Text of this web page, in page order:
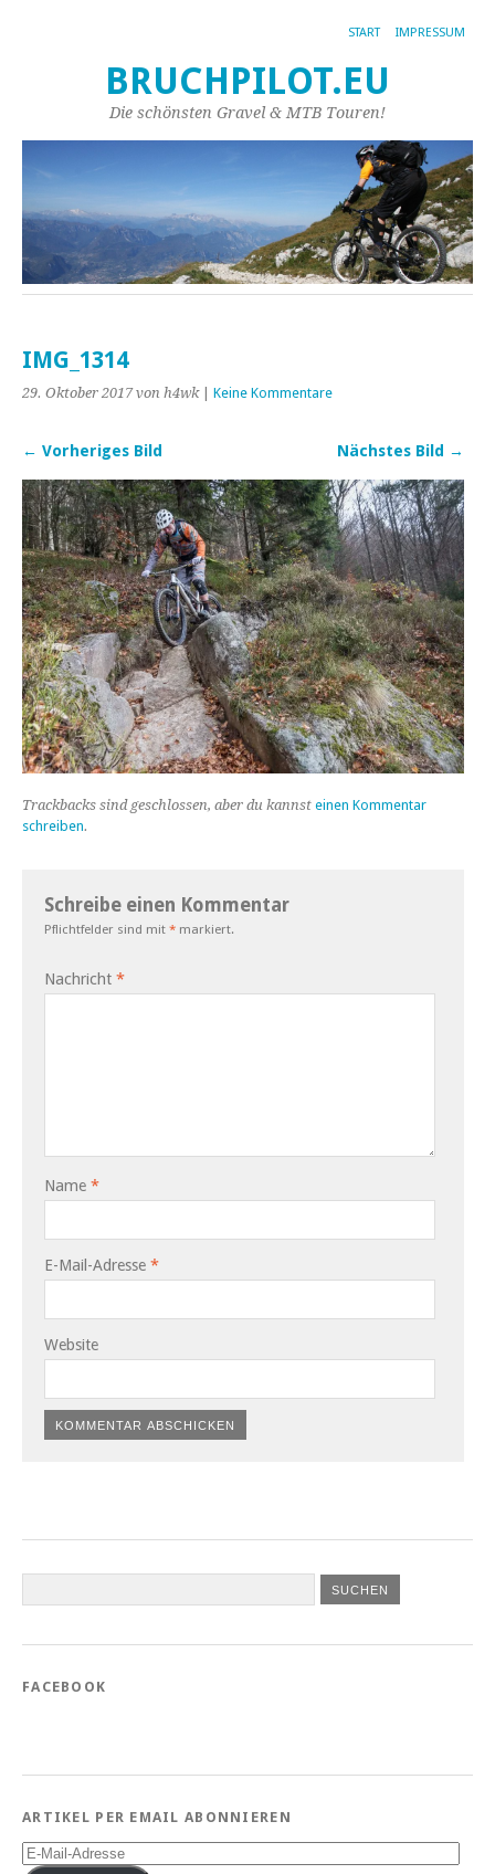
START IMPRESSUM
BRUCHPILOT.EU
Die schönsten Gravel & MTB Touren!
IMG_1314
29. Oktober 2017 von h4wk| Keine Kommentare
← Vorheriges Bild Nächstes Bild →
Trackbacks sind geschlossen, aber du kannst einen Kommentar
schreiben.
Schreibe einen Kommentar
Pflichtfelder sind mit * markiert.
Nachricht *
Name *
E-Mail-Adresse *
Website
FACEBOOK
ARTIKEL PER EMAIL ABONNIEREN
E-
Mail-